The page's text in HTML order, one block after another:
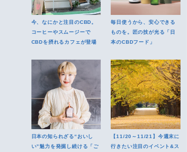
今、なにかと注目のCBD。
コーヒーやスムージーで
CBDを摂れるカフェが登場
毎日使うから、安心できる
ものを。匠の技が光る「日
本のCBDフード」
日本の知られざる“おいし
い”魅力を発掘し続ける「ご
【11/20～11/21】今週末に
行きたい注目のイベント&ス